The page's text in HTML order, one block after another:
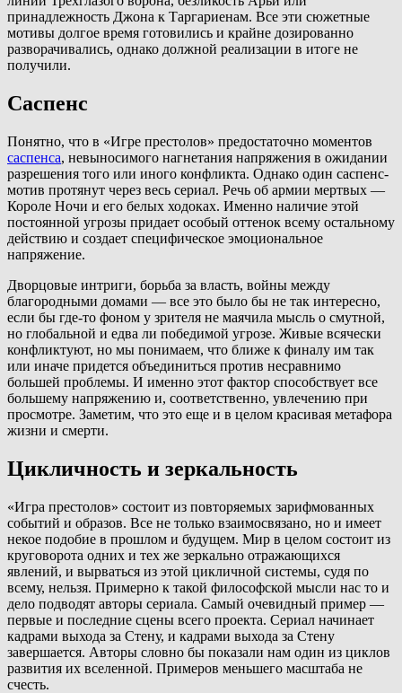
принадлежность Джона к Таргариенам. Все эти сюжетные
мотивы долгое время готовились и крайне дозированно
разворачивались, однако должной реализации в итоге не
получили.
Саспенс
Понятно, что в «Игре престолов» предостаточно моментов
саспенса, невыносимого нагнетания напряжения в ожидании
разрешения того или иного конфликта. Однако один саспенс-
мотив протянут через весь сериал. Речь об армии мертвых —
Короле Ночи и его белых ходоках. Именно наличие этой
постоянной угрозы придает особый оттенок всему остальному
действию и создает специфическое эмоциональное
напряжение.
Дворцовые интриги, борьба за власть, войны между
благородными домами — все это было бы не так интересно,
если бы где-то фоном у зрителя не маячила мысль о смутной,
но глобальной и едва ли победимой угрозе. Живые всячески
конфликтуют, но мы понимаем, что ближе к финалу им так
или иначе придется объединиться против несравнимо
большей проблемы. И именно этот фактор способствует все
большему напряжению и, соответственно, увлечению при
просмотре. Заметим, что это еще и в целом красивая метафора
жизни и смерти.
Цикличность и зеркальность
«Игра престолов» состоит из повторяемых зарифмованных
событий и образов. Все не только взаимосвязано, но и имеет
некое подобие в прошлом и будущем. Мир в целом состоит из
круговорота одних и тех же зеркально отражающихся
явлений, и вырваться из этой цикличной системы, судя по
всему, нельзя. Примерно к такой философской мысли нас то и
дело подводят авторы сериала. Самый очевидный пример —
первые и последние сцены всего проекта. Сериал начинает
кадрами выхода за Стену, и кадрами выхода за Стену
завершается. Авторы словно бы показали нам один из циклов
развития их вселенной. Примеров меньшего масштаба не
счесть.